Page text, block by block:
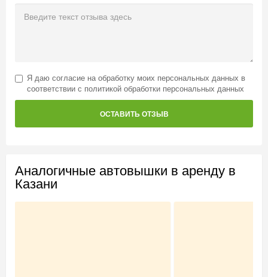
Я даю согласие на обработку моих персональных данных в
соответствии с политикой обработки персональных данных
ОСТАВИТЬ ОТЗЫВ
Аналогичные автовышки в аренду в
Казани